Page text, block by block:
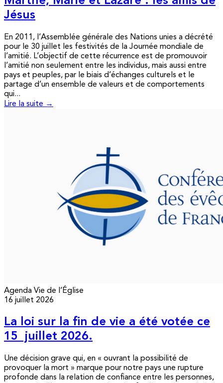
Jésus
En 2011, l’Assemblée générale des Nations unies a décrété
pour le 30 juillet les festivités de la Journée mondiale de
l’amitié. L’objectif de cette récurrence est de promouvoir
l’amitié non seulement entre les individus, mais aussi entre
pays et peuples, par le biais d’échanges culturels et le
partage d’un ensemble de valeurs et de comportements
qui...
Lire la suite →
Agenda Vie de l’Église
16 juillet 2026
La loi sur la fin de vie a été votée ce
15 juillet 2026.
Une décision grave qui, en « ouvrant la possibilité de
provoquer la mort » marque pour notre pays une rupture
profonde dans la relation de confiance entre les personnes,